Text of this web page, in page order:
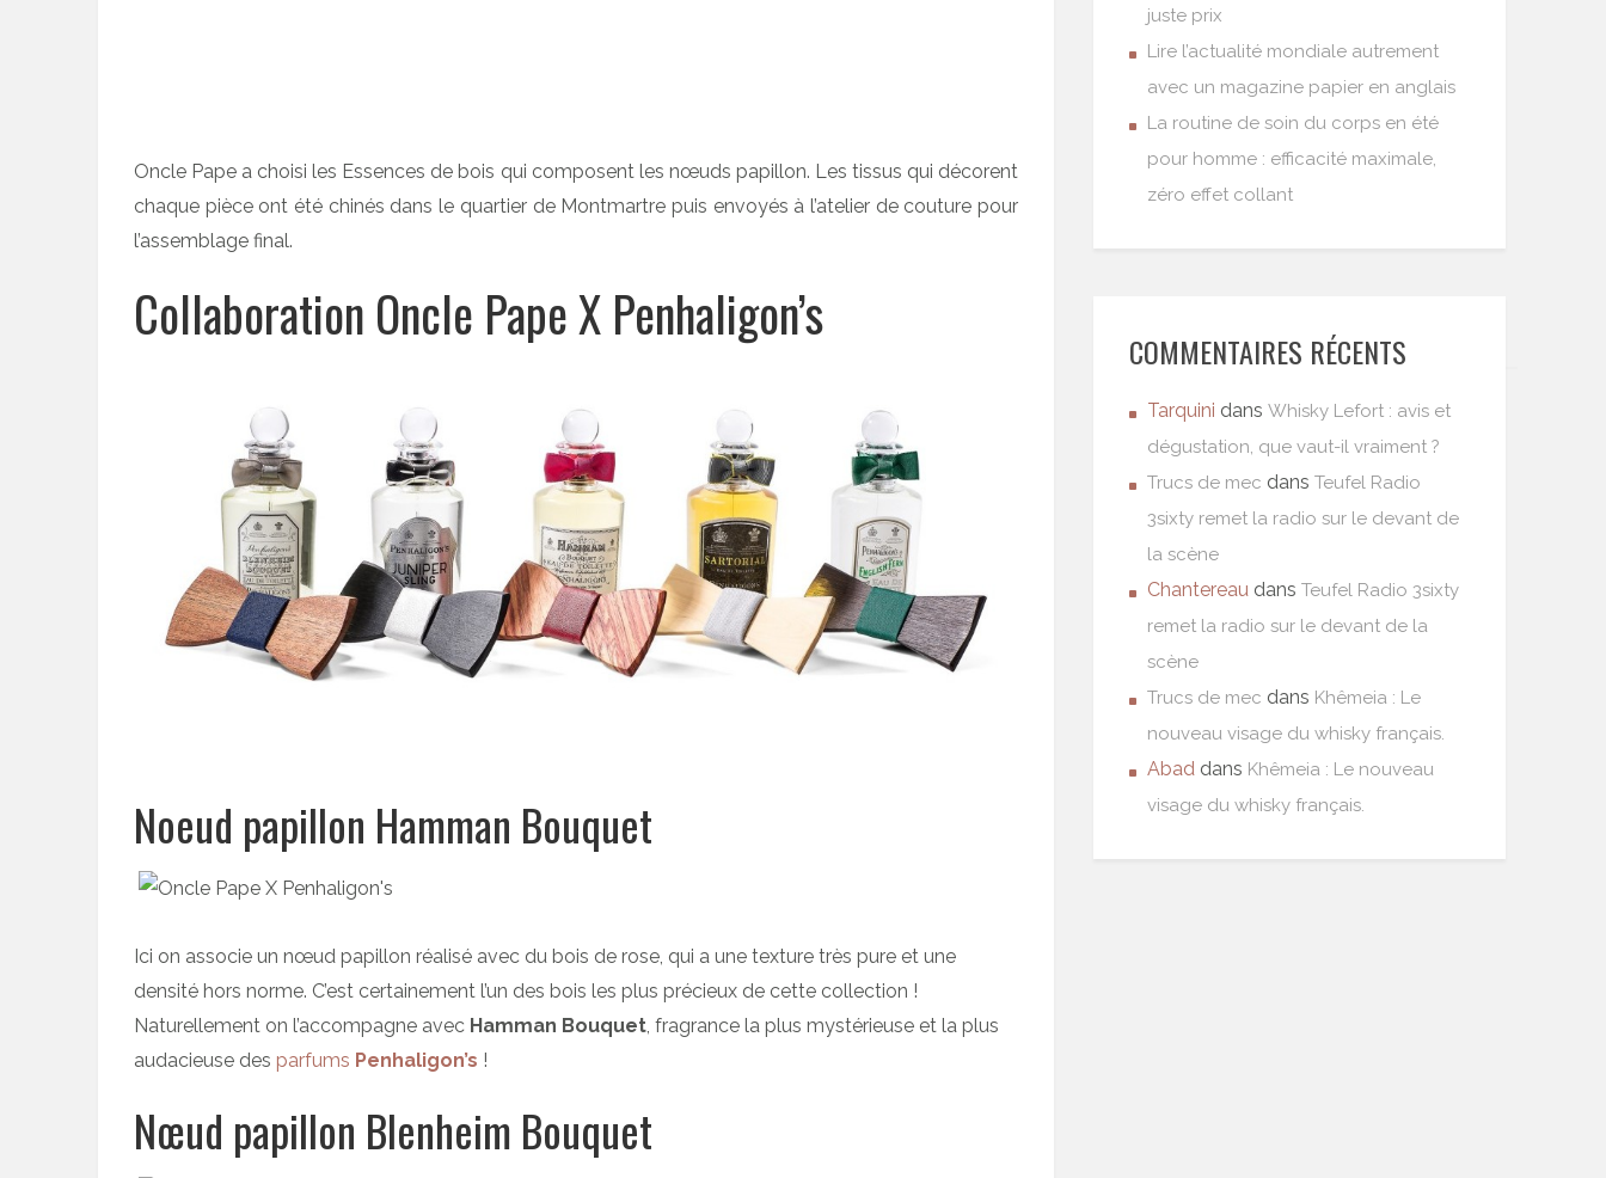
Oncle Pape a choisi les Essences de bois qui composent les nœuds papillon. Les tissus qui décorent
chaque pièce ont été chinés dans le quartier de Montmartre puis envoyés à l’atelier de couture pour
l’assemblage final.
Collaboration Oncle Pape X Penhaligon’s
Noeud papillon Hamman Bouquet
Ici on associe un nœud papillon réalisé avec du bois de rose, qui a une texture très pure et une
densité hors norme. C’est certainement l’un des bois les plus précieux de cette collection !
Naturellement on l’accompagne avec Hamman Bouquet, fragrance la plus mystérieuse et la plus
audacieuse des parfums Penhaligon’s !
Nœud papillon Blenheim Bouquet
juste prix
Lire l’actualité mondiale autrement
avec un magazine papier en anglais
La routine de soin du corps en été
pour homme : efficacité maximale,
zéro effet collant
COMMENTAIRES RÉCENTS
Tarquini dans Whisky Lefort : avis et
dégustation, que vaut-il vraiment ?
Trucs de mec dans Teufel Radio
3sixty remet la radio sur le devant de
la scène
Chantereau dans Teufel Radio 3sixty
remet la radio sur le devant de la
scène
Trucs de mec dans Khêmeia : Le
nouveau visage du whisky français.
Abad dans Khêmeia : Le nouveau
visage du whisky français.